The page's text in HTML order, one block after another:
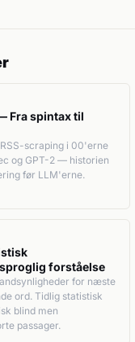
Fra spintax til
scraping i 00'erne
og GPT-2 — historien
før LLM'erne.
forståelse
for næste
ord. Tidlig statistisk
blind men
passager.